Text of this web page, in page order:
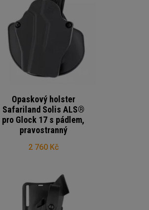
Opaskový holster
Safariland Solis ALS®
pro Glock 17 s pádlem,
pravostranný
2 760 Kč